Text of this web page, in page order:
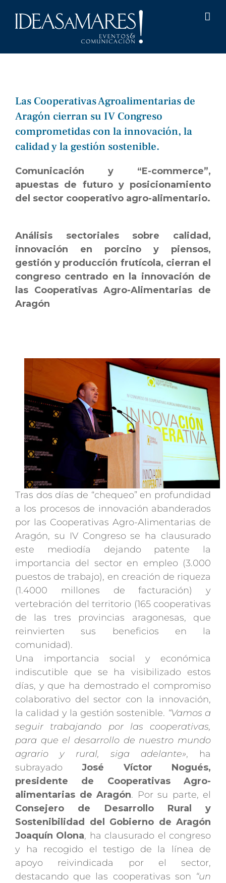
Las Cooperativas Agroalimentarias de
Aragón cierran su IV Congreso
comprometidas con la innovación, la
calidad y la gestión sostenible.
Comunicación y “E-commerce”,
apuestas de futuro y posicionamiento
del sector cooperativo agro-alimentario.
Análisis sectoriales sobre calidad,
innovación en porcino y piensos,
gestión y producción frutícola, cierran el
congreso centrado en la innovación de
las Cooperativas Agro-Alimentarias de
Aragón
Tras dos días de “chequeo” en profundidad
a los procesos de innovación abanderados
por las Cooperativas Agro-Alimentarias de
Aragón, su IV Congreso se ha clausurado
este mediodía dejando patente la
importancia del sector en empleo (3.000
puestos de trabajo), en creación de riqueza
(1.4000 millones de facturación) y
vertebración del territorio (165 cooperativas
de las tres provincias aragonesas, que
reinvierten sus beneficios en la
comunidad).
Una importancia social y económica
indiscutible que se ha visibilizado estos
días, y que ha demostrado el compromiso
colaborativo del sector con la innovación,
la calidad y la gestión sostenible. “Vamos a
seguir trabajando por las cooperativas,
para que el desarrollo de nuestro mundo
agrario y rural, siga adelante», ha
subrayadoJosé Víctor Nogués,
presidente de Cooperativas Agro-
alimentarias de Aragón. Por su parte, el
Consejero de Desarrollo Rural y
Sostenibilidad del Gobierno de Aragón
Joaquín Olona, ha clausurado el congreso
y ha recogido el testigo de la línea de
apoyo reivindicada por el sector,
destacando que las cooperativas son “un